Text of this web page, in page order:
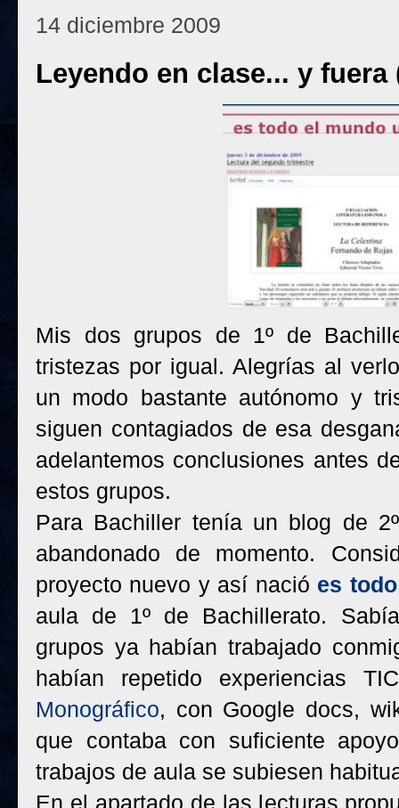
14 diciembre 2009
Leyendo en clase... y fuera
Mis dos grupos de 1º de
tristezas por igual. Alegrías al
un modo bastante autónomo y
siguen contagiados de esa
adelantemos conclusiones antes
estos grupos.
Para Bachiller tenía un blog de
abandonado de momento.
proyecto nuevo y así nació es
aula de 1º de Bachillerato.
grupos ya habían trabajado
habían repetido experiencias
Monográfico, con Google docs,
que contaba con suficiente
trabajos de aula se subiesen
En el apartado de las lecturas